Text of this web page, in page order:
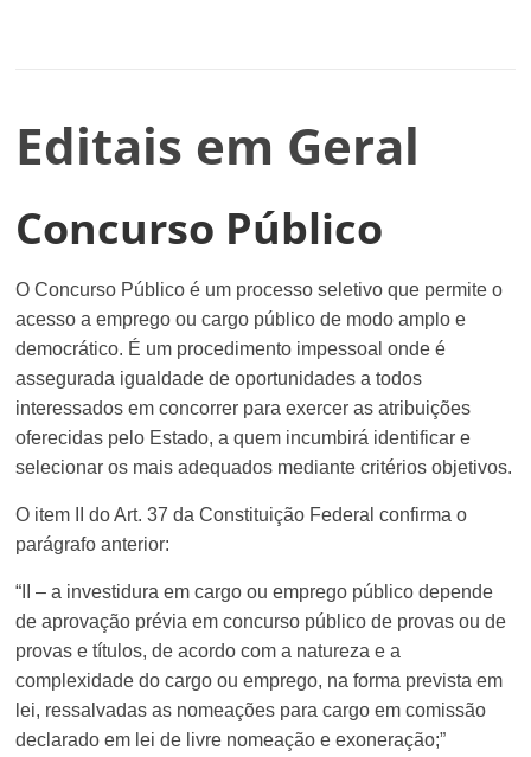
Editais em Geral
Concurso Público
O Concurso Público é um processo seletivo que permite o
acesso a emprego ou cargo público de modo amplo e
democrático. É um procedimento impessoal onde é
assegurada igualdade de oportunidades a todos
interessados em concorrer para exercer as atribuições
oferecidas pelo Estado, a quem incumbirá identificar e
selecionar os mais adequados mediante critérios objetivos.
O item II do Art. 37 da Constituição Federal confirma o
parágrafo anterior:
“II – a investidura em cargo ou emprego público depende
de aprovação prévia em concurso público de provas ou de
provas e títulos, de acordo com a natureza e a
complexidade do cargo ou emprego, na forma prevista em
lei, ressalvadas as nomeações para cargo em comissão
declarado em lei de livre nomeação e exoneração;”